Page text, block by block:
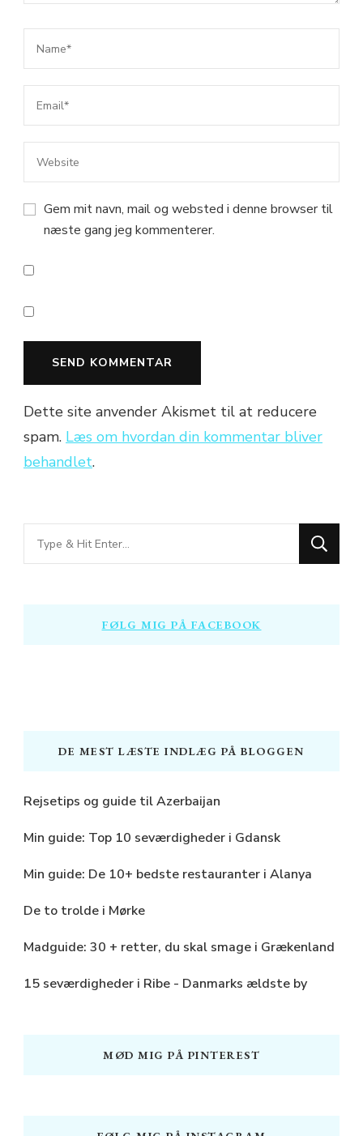
Gem mit navn, mail og websted i denne browser til
næste gang jeg kommenterer.
Dette site anvender Akismet til at reducere
spam. Læs om hvordan din kommentar bliver
behandlet.
Looking
for
FØLG MIG PÅ FACEBOOK
DE MEST LÆSTE INDLÆG PÅ BLOGGEN
Rejsetips og guide til Azerbaijan
Min guide: Top 10 seværdigheder i Gdansk
Min guide: De 10+ bedste restauranter i Alanya
De to trolde i Mørke
Madguide: 30 + retter, du skal smage i Grækenland
15 seværdigheder i Ribe - Danmarks ældste by
MØD MIG PÅ PINTEREST